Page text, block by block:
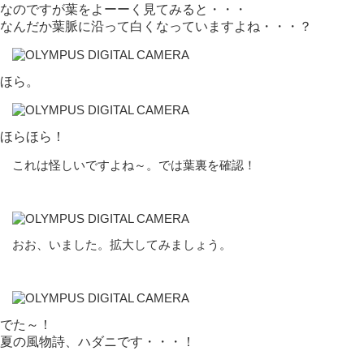
なのですが葉をよーーく見てみると・・・
なんだか葉脈に沿って白くなっていますよね・・・？
ほら。
ほらほら！
これは怪しいですよね～。では葉裏を確認！
おお、いました。拡大してみましょう。
でた～！
夏の風物詩、ハダニです・・・！